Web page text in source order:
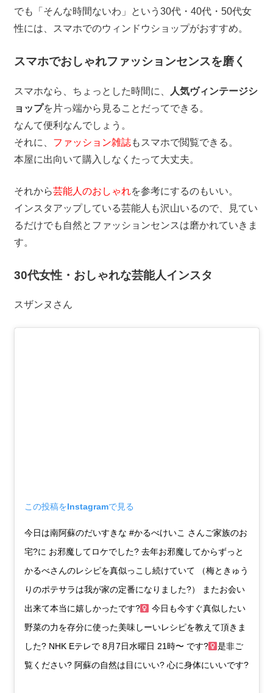
でも「そんな時間ないわ」という30代・40代・50代女
性には、スマホでのウィンドウショップがおすすめ。
スマホでおしゃれファッションセンスを磨く
スマホなら、ちょっとした時間に、
人気ヴィンテージシ
ョップを片っ端から見ることだってできる。
なんて便利なんでしょう。
それに、 ファッション雑誌もスマホで閲覧できる。
本屋に出向いて購入しなくたって大丈夫。
それから芸能人のおしゃれを参考にするのもいい。
インスタアップしている芸能人も沢山いるので、見てい
るだけでも自然とファッションセンスは磨かれていきま
す。
30代女性・おしゃれな芸能人インスタ
スザンヌさん
この投稿をInstagramで見る
今日は南阿蘇のだいすきな #かるべけいこ さんご家族のお
宅?に お邪魔してロケでした? 去年お邪魔してからずっと
かるべさんのレシピを真似っこし続けていて （梅ときゅう
りのポテサラは我が家の定番になりました?） またお会い
出来て本当に嬉しかったです?‍
今日も今すぐ真似したい
野菜の力を存分に使った美味しーいレシピを教えて頂きま
した? NHK Eテレで 8月7日水曜日 21時〜 です?‍
是非ご
覧ください? 阿蘇の自然は目にいい? 心に身体にいいです?